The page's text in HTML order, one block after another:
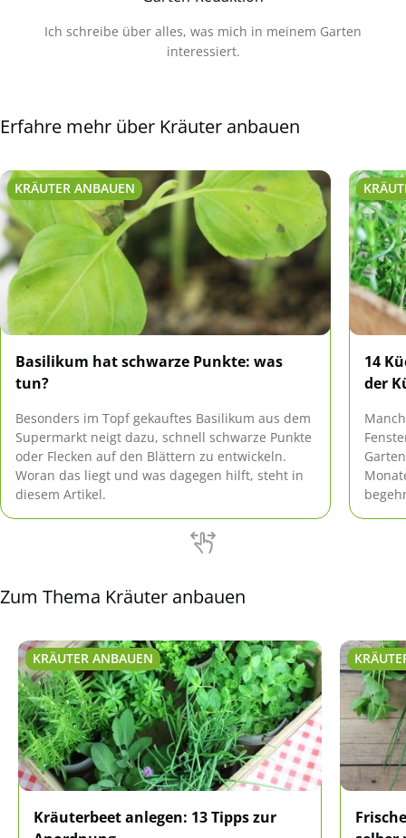
Ich schreibe über alles, was mich in meinem Garten
interessiert.
Erfahre mehr über Kräuter anbauen
KRÄUTER ANBAUEN
Basilikum hat schwarze Punkte: was
tun?
Besonders im Topf gekauftes Basilikum aus dem
Supermarkt neigt dazu, schnell schwarze Punkte
oder Flecken auf den Blättern zu entwickeln.
Woran das liegt und was dagegen hilft, steht in
diesem Artikel.
14
der
Zum Thema Kräuter anbauen
KRÄUTER ANBAUEN
Kräuterbeet anlegen: 13 Tipps zur